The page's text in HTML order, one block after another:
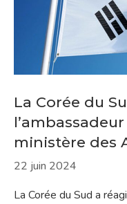
La Corée du
ministère des
22 juin 2024
La Corée du Sud a